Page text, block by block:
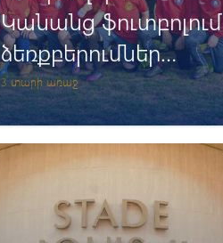
3 տարի առաջ
Կանանց ֆուտբոլում
ձեռքբերումներ
գրանցած Նելլի
Ստեփանյանը
պատմում է իր ուղու
մասին